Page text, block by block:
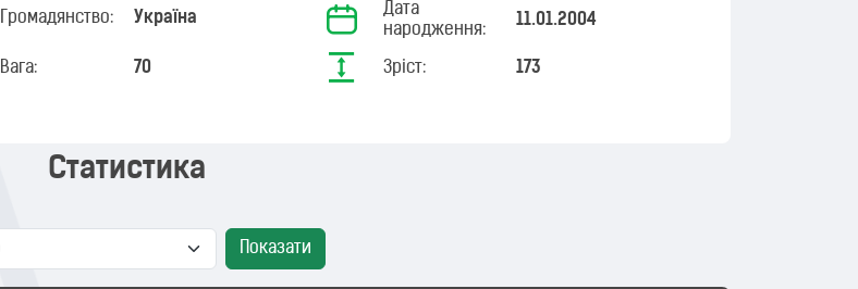
Громадянство: Україна
Дата
народження:
11.01.2004
Вага: 70 Зріст: 173
Статистика
Показати